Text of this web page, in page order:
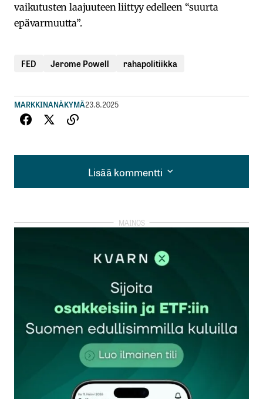
vaikutusten laajuuteen liittyy edelleen “suurta
epävarmuutta”.
FED Jerome Powell rahapolitiikka
MARKKINANÄKYMÄ23.8.2025
Lisää kommentti
Lisää kommentti
kirjautua
rekisteröityä
Sähköpostiosoitettasi ei julkaista.Pakolliset
kentät on merkitty*
Kommentti*